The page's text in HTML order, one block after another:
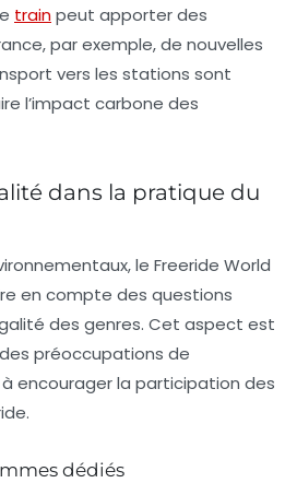
trainpeut apporter des
par exemple, de nouvelles
vers les stations sont
l’impact carbone des
dans la pratique du
le Freeride World
en compte des questions
des genres. Cet aspect est
préoccupations de
à encourager la participation des
dédiés